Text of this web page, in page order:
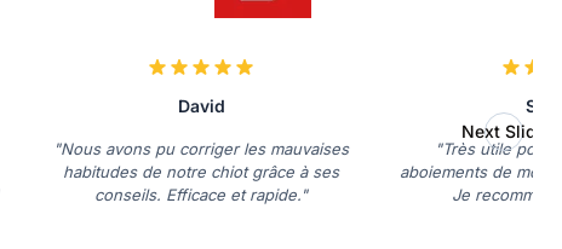
David
"Nous avons pu corriger les mauvaises
habitudes de notre chiot grâce à ses
conseils. Efficace et rapide."
"Très utile pour
aboiements de mon
Je
Next Slide